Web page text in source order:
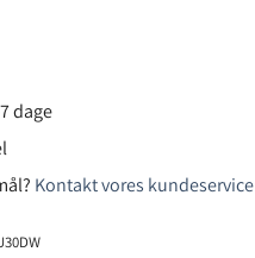
dage
Kontakt vores kundeservice